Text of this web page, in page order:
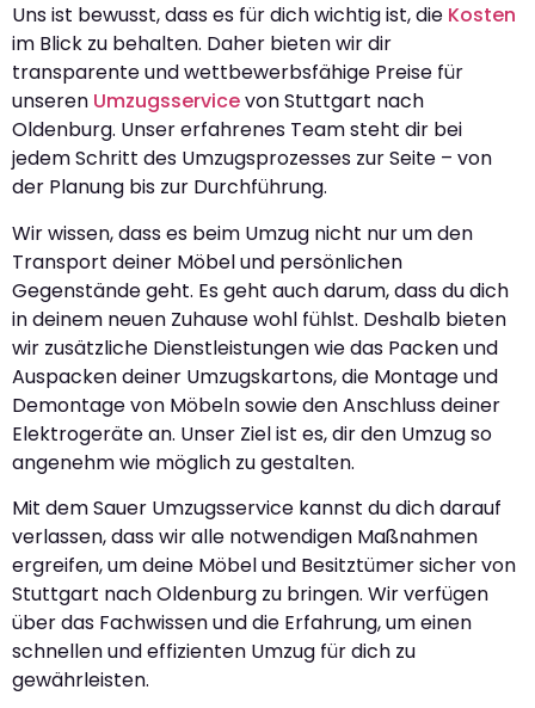
Uns ist bewusst, dass es für dich wichtig ist, die Kosten
im Blick zu behalten. Daher bieten wir dir
transparente und wettbewerbsfähige Preise für
unseren Umzugsservicevon Stuttgart nach
Oldenburg. Unser erfahrenes Team steht dir bei
jedem Schritt des Umzugsprozesses zur Seite – von
der Planung bis zur Durchführung.
Wir wissen, dass es beim Umzug nicht nur um den
Transport deiner Möbel und persönlichen
Gegenstände geht. Es geht auch darum, dass du dich
in deinem neuen Zuhause wohl fühlst. Deshalb bieten
wir zusätzliche Dienstleistungen wie das Packen und
Auspacken deiner Umzugskartons, die Montage und
Demontage von Möbeln sowie den Anschluss deiner
Elektrogeräte an. Unser Ziel ist es, dir den Umzug so
angenehm wie möglich zu gestalten.
Mit dem Sauer Umzugsservice kannst du dich darauf
verlassen, dass wir alle notwendigen Maßnahmen
ergreifen, um deine Möbel und Besitztümer sicher von
Stuttgart nach Oldenburg zu bringen. Wir verfügen
über das Fachwissen und die Erfahrung, um einen
schnellen und effizienten Umzug für dich zu
gewährleisten.